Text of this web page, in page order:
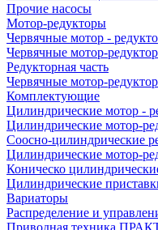
Прочие насосы
Мотор-редукторы
Червячные мотор -
Червячные мотор-
Редукторная часть
Червячные мотор-
Комплектующие
Цилиндрические мотор -
Цилиндрические мотор-
Соосно-цилиндрические
Цилиндрические мотор-
Коническо
Цилиндрические
Вариаторы
Распределение и
Приводная техника